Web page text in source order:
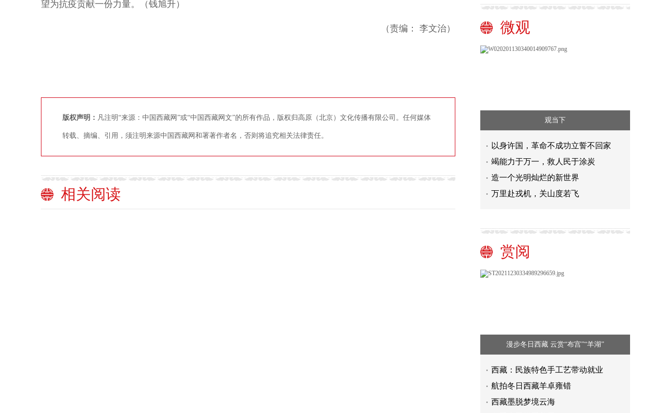
望为抗疫贡献一份力量。（钱旭升）
（责编： 李文治）
版权声明： 凡注明“来源：中国西藏网”或“中国西藏网文”的所有作品，版权归高原（北京）文化传播有限公司。任何媒体
转载、摘编、引用，须注明来源中国西藏网和署著作者名，否则将追究相关法律责任。
相关阅读
微观
观当下
以身许国，革命不成功立誓不回家
竭能力于万一，救人民于涂炭
造一个光明灿烂的新世界
万里赴戎机，关山度若飞
赏阅
漫步冬日西藏 云赏“布宫”“羊湖”
西藏：民族特色手工艺带动就业
航拍冬日西藏羊卓雍错
西藏墨脱梦境云海